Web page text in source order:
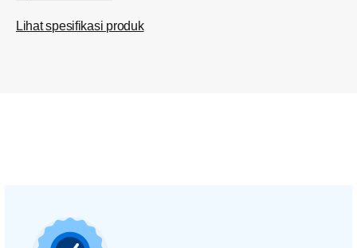
Lihat spesifikasi produk